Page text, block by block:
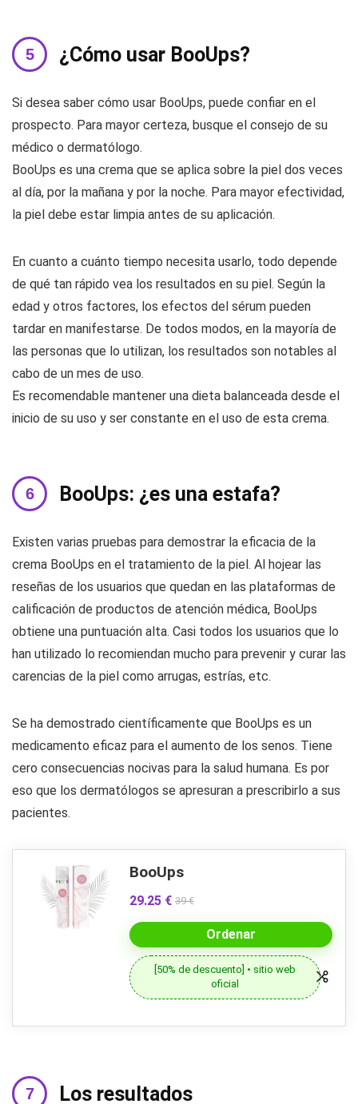
¿Cómo usar BooUps?
Si desea saber cómo usar BooUps, puede confiar en el
prospecto. Para mayor certeza, busque el consejo de su
médico o dermatólogo.
BooUps es una crema que se aplica sobre la piel dos veces
al día, por la mañana y por la noche. Para mayor efectividad,
la piel debe estar limpia antes de su aplicación.
En cuanto a cuánto tiempo necesita usarlo, todo depende
de qué tan rápido vea los resultados en su piel. Según la
edad y otros factores, los efectos del sérum pueden
tardar en manifestarse. De todos modos, en la mayoría de
las personas que lo utilizan, los resultados son notables al
cabo de un mes de uso.
Es recomendable mantener una dieta balanceada desde el
inicio de su uso y ser constante en el uso de esta crema.
BooUps: ¿es una estafa?
Existen varias pruebas para demostrar la eficacia de la
crema BooUps en el tratamiento de la piel. Al hojear las
reseñas de los usuarios que quedan en las plataformas de
calificación de productos de atención médica, BooUps
obtiene una puntuación alta. Casi todos los usuarios que lo
han utilizado lo recomiendan mucho para prevenir y curar las
carencias de la piel como arrugas, estrías, etc.
Se ha demostrado científicamente que BooUps es un
medicamento eficaz para el aumento de los senos. Tiene
cero consecuencias nocivas para la salud humana. Es por
eso que los dermatólogos se apresuran a prescribirlo a sus
pacientes.
BooUps
29.25 € 39 €
Ordenar
[50% de descuento] • sitio web
oficial
Los resultados